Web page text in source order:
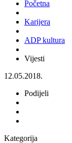
Početna
Karijera
ADP kultura
Vijesti
12.05.2018.
Podijeli
Kategorija